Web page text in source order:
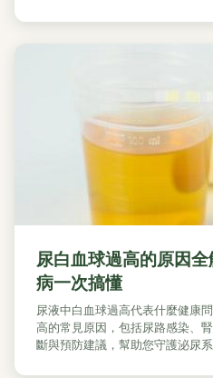
尿白血球過高的原因
病一次搞懂
尿液中白血球過高代表什麼健康
高的常見原因，包括尿路感染、
斷與預防建議，幫助您守護泌尿系